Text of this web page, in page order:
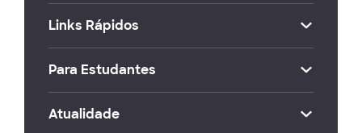
Links Rápidos
Para Estudantes
Atualidade